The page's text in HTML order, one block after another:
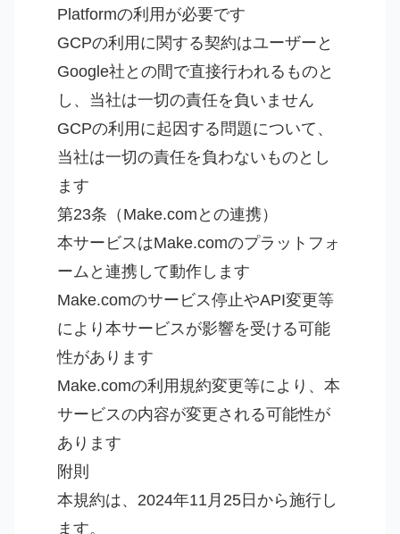
Platformの利用が必要です
GCPの利用に関する契約はユーザーと
Google社との間で直接行われるものと
し、当社は一切の責任を負いません
GCPの利用に起因する問題について、
当社は一切の責任を負わないものとし
ます
第23条（Make.comとの連携）
本サービスはMake.comのプラットフォ
ームと連携して動作します
Make.comのサービス停止やAPI変更等
により本サービスが影響を受ける可能
性があります
Make.comの利用規約変更等により、本
サービスの内容が変更される可能性が
あります
附則
本規約は、2024年11月25日から施行し
ます。